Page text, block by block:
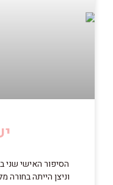
הסיפור האישי שני
וניצן הייתה